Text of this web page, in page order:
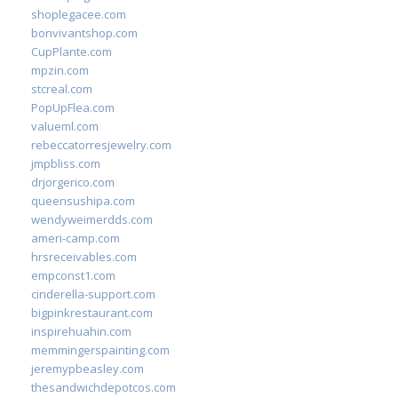
shoplegacee.com
bonvivantshop.com
CupPlante.com
mpzin.com
stcreal.com
PopUpFlea.com
valueml.com
rebeccatorresjewelry.com
jmpbliss.com
drjorgerico.com
queensushipa.com
wendyweimerdds.com
ameri-camp.com
hrsreceivables.com
empconst1.com
cinderella-support.com
bigpinkrestaurant.com
inspirehuahin.com
memmingerspainting.com
jeremypbeasley.com
thesandwichdepotcos.com